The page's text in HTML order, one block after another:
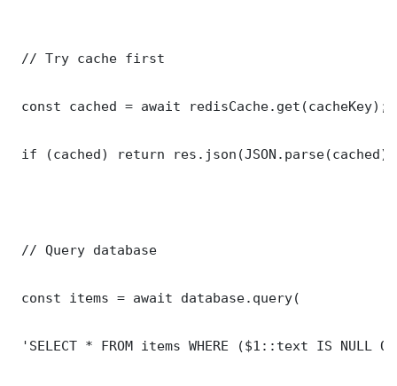
// Try cache first
const cached = await redisCache.get(cacheKey);
if (cached) return
// Query database
const items = await database.query(
'SELECT * FROM items WHERE ($1::text IS NULL